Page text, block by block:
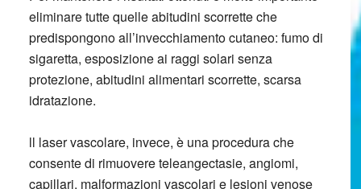
eliminare tutte quelle abitudini scorrette che
predispongono all’invecchiamento cutaneo: fumo di
sigaretta, esposizione ai raggi solari senza
protezione, abitudini alimentari scorrette, scarsa
idratazione.
ll laser vascolare, invece, è una procedura che
consente di rimuovere teleangectasie, angiomi,
capillari, malformazioni vascolari e lesioni venose